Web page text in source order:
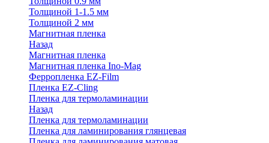
Толщиной 1-1.5 мм
Толщиной 2 мм
Магнитная пленка
Назад
Магнитная пленка
Магнитная пленка Ino-Mag
Ферропленка EZ-Film
Пленка EZ-Cling
Пленка для термоламинации
Назад
Пленка для термоламинации
Пленка для ламинирования глянцевая